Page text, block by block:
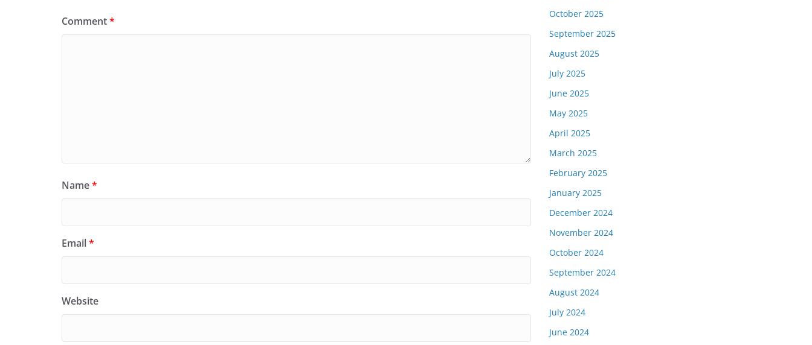
Comment*
Name*
Email*
Website
October 2025
September 2025
August 2025
July 2025
June 2025
May 2025
April 2025
March 2025
February 2025
January 2025
December 2024
November 2024
October 2024
September 2024
August 2024
July 2024
June 2024